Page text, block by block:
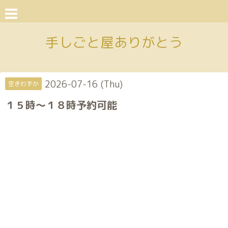
手しごと屋ありがとう
空きわずか 2026-07-16 (Thu)
１５時〜１８時予約可能